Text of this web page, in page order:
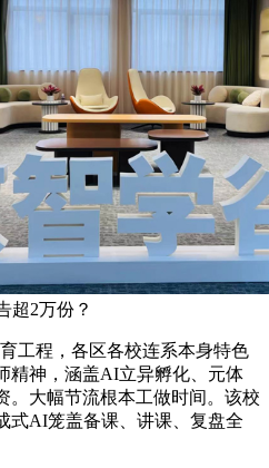
超2万份？
程，各区各校连系本身特色
精神，涵盖AI立异孵化、元体
。大幅节流根本工做时间。该校
式AI笼盖备课、讲课、复盘全